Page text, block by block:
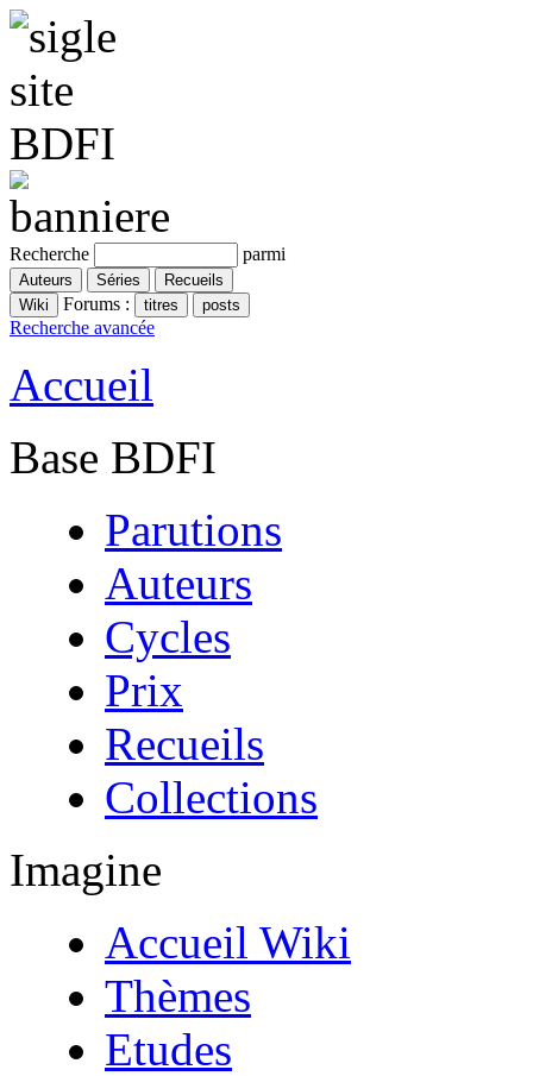
Recherche parmi
Forums :
Recherche avancée
Accueil
Base BDFI
Parutions
Auteurs
Cycles
Prix
Recueils
Collections
Imagine
Accueil Wiki
Thèmes
Etudes